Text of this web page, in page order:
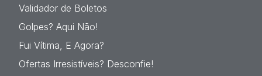
Validador de Boletos
Golpes? Aqui Não!
Fui Vítima, E Agora?
Ofertas Irresistíveis? Desconfie!